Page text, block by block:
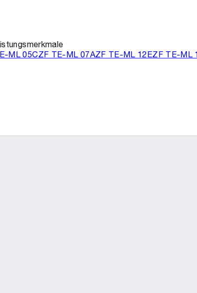
ML 05CZF TE-ML 07AZF TE-ML 12EZF TE-ML